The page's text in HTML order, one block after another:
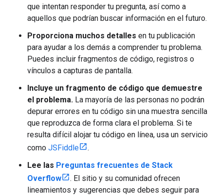
que intentan responder tu pregunta, así como a
aquellos que podrían buscar información en el futuro.
Proporciona muchos detalles en tu publicación
para ayudar a los demás a comprender tu problema.
Puedes incluir fragmentos de código, registros o
vínculos a capturas de pantalla.
Incluye un fragmento de código que demuestre
el problema. La mayoría de las personas no podrán
depurar errores en tu código sin una muestra sencilla
que reproduzca de forma clara el problema. Si te
resulta difícil alojar tu código en línea, usa un servicio
como JSFiddle
.
Lee las Preguntas frecuentes de Stack
Overflow
. El sitio y su comunidad ofrecen
lineamientos y sugerencias que debes seguir para